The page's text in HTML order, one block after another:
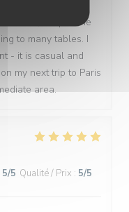
food this time
despite the
to many tables. I
- it is casual and
my next trip to Paris
area.
5/5 Qualité / Prix : 5/5